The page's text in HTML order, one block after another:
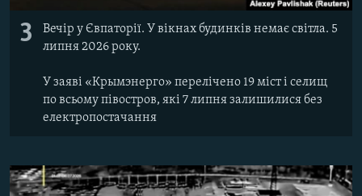
3
Вечір у Євпаторії. У вікнах будинків немає світла. 5
липня 2026 року.
У заяві «Крымэнерго» перелічено 19 міст і селищ
по всьому півостров, які 7 липня залишилися без
електропостачання